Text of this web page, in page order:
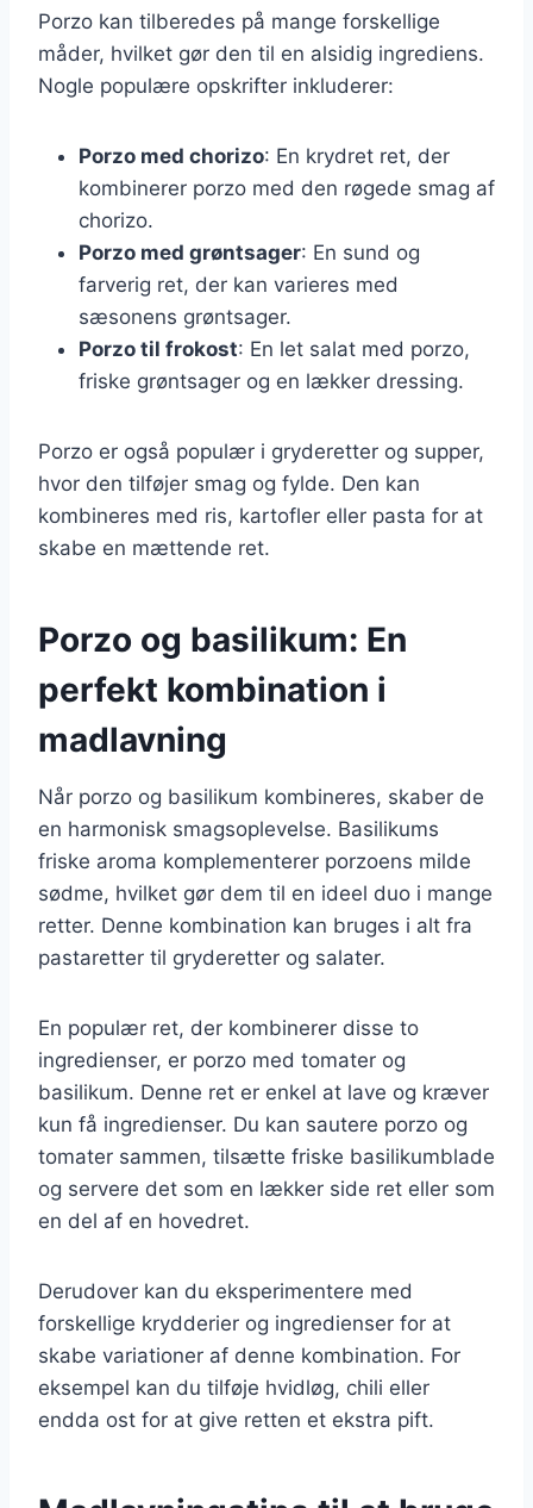
Porzo kan tilberedes på mange forskellige
måder, hvilket gør den til en alsidig ingrediens.
Nogle populære opskrifter inkluderer:
Porzo med chorizo: En krydret ret, der
kombinerer porzo med den røgede smag af
chorizo.
Porzo med grøntsager: En sund og
farverig ret, der kan varieres med
sæsonens grøntsager.
Porzo til frokost: En let salat med porzo,
friske grøntsager og en lækker dressing.
Porzo er også populær i gryderetter og supper,
hvor den tilføjer smag og fylde. Den kan
kombineres med ris, kartofler eller pasta for at
skabe en mættende ret.
Porzo og basilikum: En
perfekt kombination i
madlavning
Når porzo og basilikum kombineres, skaber de
en harmonisk smagsoplevelse. Basilikums
friske aroma komplementerer porzoens milde
sødme, hvilket gør dem til en ideel duo i mange
retter. Denne kombination kan bruges i alt fra
pastaretter til gryderetter og salater.
En populær ret, der kombinerer disse to
ingredienser, er porzo med tomater og
basilikum. Denne ret er enkel at lave og kræver
kun få ingredienser. Du kan sautere porzo og
tomater sammen, tilsætte friske basilikumblade
og servere det som en lækker side ret eller som
en del af en hovedret.
Derudover kan du eksperimentere med
forskellige krydderier og ingredienser for at
skabe variationer af denne kombination. For
eksempel kan du tilføje hvidløg, chili eller
endda ost for at give retten et ekstra pift.